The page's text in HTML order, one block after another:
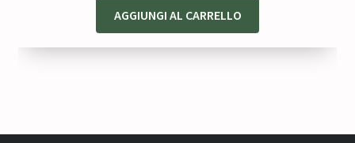
originale
era:
attuale
è:
AGGIUNGI AL CARRELLO